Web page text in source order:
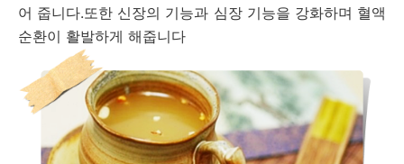
어 줍니다.또한 신장의 기능과 심장 기능을 강화하며 혈액
순환이 활발하게 해줍니다